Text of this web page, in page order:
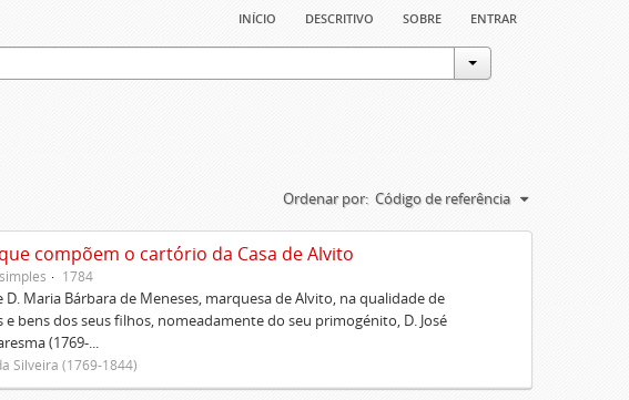
início descritivo sobre entrar
Ordenar por: Código de referência
compõem o cartório da Casa de Alvito
1784
Maria Bárbara de Meneses, marquesa de Alvito, na qualidade de
bens dos seus filhos, nomeadamente do seu primogénito, D. José
(1769-...
Silveira (1769-1844)